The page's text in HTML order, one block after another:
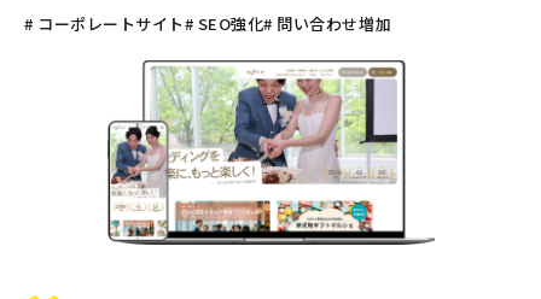
# コーポレートサイト# SEO強化# 問い合わせ増加